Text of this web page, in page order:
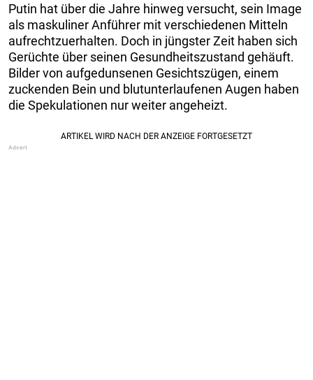
Putin hat über die Jahre hinweg versucht, sein Image
als maskuliner Anführer mit verschiedenen Mitteln
aufrechtzuerhalten. Doch in jüngster Zeit haben sich
Gerüchte über seinen Gesundheitszustand gehäuft.
Bilder von aufgedunsenen Gesichtszügen, einem
zuckenden Bein und blutunterlaufenen Augen haben
die Spekulationen nur weiter angeheizt.